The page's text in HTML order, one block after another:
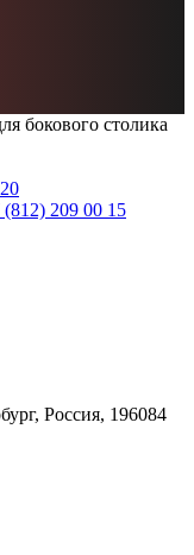
бокового столика
(812) 209 00 15
Россия, 196084